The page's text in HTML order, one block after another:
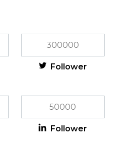
Follower
Follower